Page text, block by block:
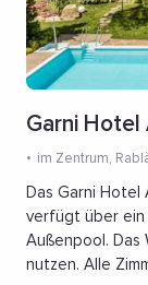
Garni Hotel
im Zentrum,
Das Garni Hotel
verfügt über ein
Außenpool. Das
nutzen. Alle